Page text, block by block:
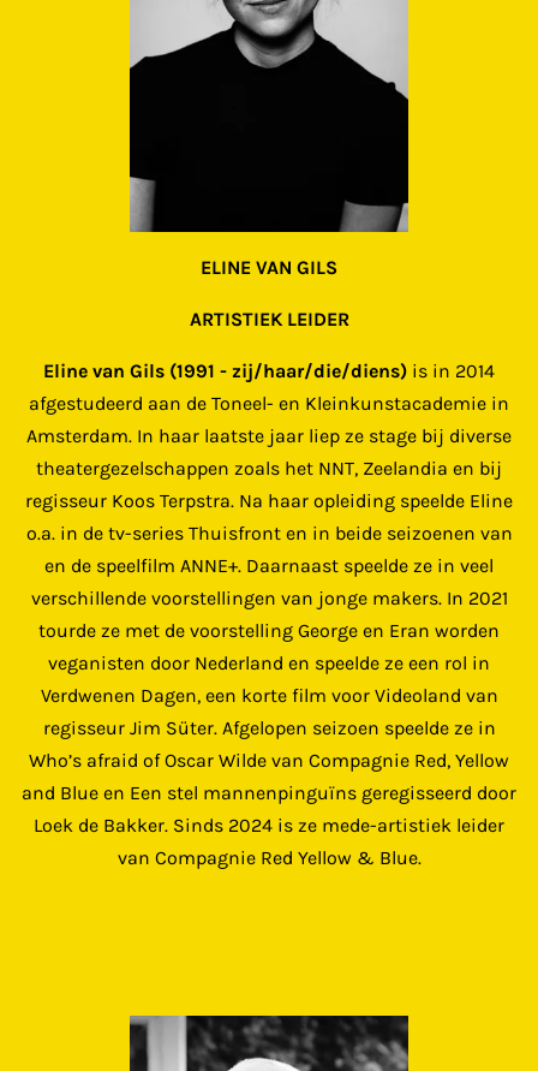
ELINE VAN GILS
ARTISTIEK LEIDER
Eline van Gils (1991 - zij/haar/die/diens) is in 2014
afgestudeerd aan de Toneel- en Kleinkunstacademie in
Amsterdam. In haar laatste jaar liep ze stage bij diverse
theatergezelschappen zoals het NNT, Zeelandia en bij
regisseur Koos Terpstra. Na haar opleiding speelde Eline
o.a. in de tv-series Thuisfronten in beide seizoenen van
en de speelfilm ANNE+. Daarnaast speelde ze in veel
verschillende voorstellingen van jonge makers. In 2021
tourde ze met de voorstelling George en Eran worden
veganisten door Nederland en speelde ze een rol in
Verdwenen Dagen, een korte film voor Videoland van
regisseur Jim Süter. Afgelopen seizoen speelde ze in
Who’s afraid of Oscar Wilde van Compagnie Red, Yellow
and Blue en Een stel mannenpinguïns geregisseerd door
Loek de Bakker. Sinds 2024 is ze mede-artistiek leider
van Compagnie Red Yellow & Blue.